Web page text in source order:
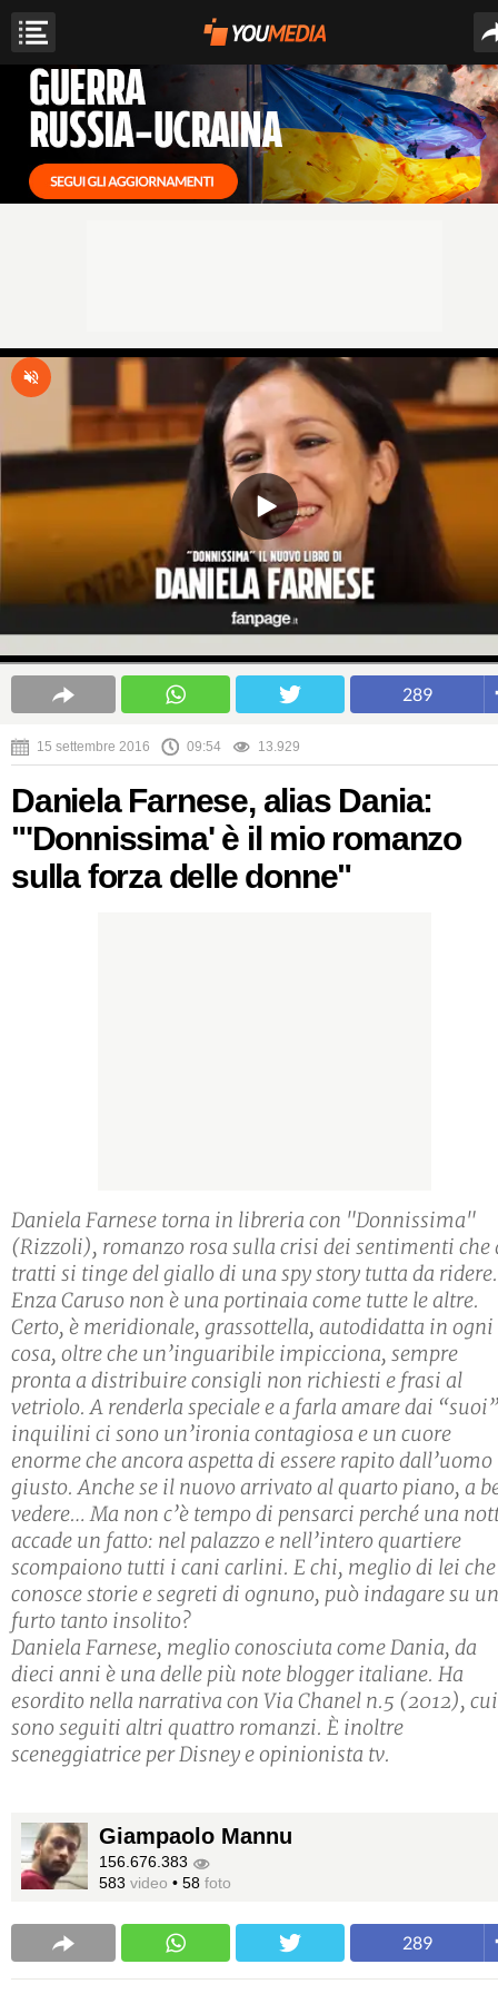
289
15 settembre 2016 09:54 13.929
Daniela Farnese, alias Dania:
"'Donnissima' è il mio romanzo
sulla forza delle donne"
Daniela Farnese torna in libreria con "Donnissima"
(Rizzoli), romanzo rosa sulla crisi dei sentimenti che
tratti si tinge del giallo di una spy story tutta da ridere.
Enza Caruso non è una portinaia come tutte le altre.
Certo, è meridionale, grassottella, autodidatta in ogni
cosa, oltre che un’inguaribile impicciona, sempre
pronta a distribuire consigli non richiesti e frasi al
vetriolo. A renderla speciale e a farla amare dai “suoi”
inquilini ci sono un’ironia contagiosa e un cuore
enorme che ancora aspetta di essere rapito dall’uomo
giusto. Anche se il nuovo arrivato al quarto piano, a
vedere… Ma non c’è tempo di pensarci perché una
accade un fatto: nel palazzo e nell’intero quartiere
scompaiono tutti i cani carlini. E chi, meglio di lei che
conosce storie e segreti di ognuno, può indagare su un
furto tanto insolito?
Daniela Farnese, meglio conosciuta come Dania, da
dieci anni è una delle più note blogger italiane. Ha
esordito nella narrativa con Via Chanel n.5 (2012), cui
sono seguiti altri quattro romanzi. È inoltre
sceneggiatrice per Disney e opinionista tv.
Giampaolo Mannu
156.676.383
583 video • 58 foto
289